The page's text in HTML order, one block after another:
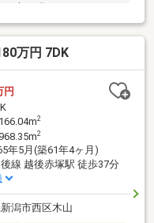
の連続。22帖の有効活
な物が多く収納にお困り
められそうなスペースが
期ですと晴れた日のBBQ
出来ます。
万円 7DK
円
2
2
年5月(築61年4ヶ月)
後線 越後赤塚駅 徒歩37分
潟市西区木山